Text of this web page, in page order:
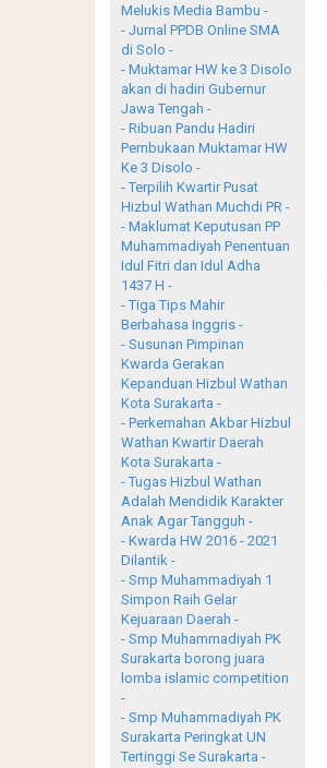
Melukis Media Bambu -
- Jurnal PPDB Online SMA
di Solo -
- Muktamar HW ke 3 Disolo
akan di hadiri Gubernur
Jawa Tengah -
- Ribuan Pandu Hadiri
Pembukaan Muktamar HW
Ke 3 Disolo -
- Terpilih Kwartir Pusat
Hizbul Wathan Muchdi PR -
- Maklumat Keputusan PP
Muhammadiyah Penentuan
Idul Fitri dan Idul Adha
1437 H -
- Tiga Tips Mahir
Berbahasa Inggris -
- Susunan Pimpinan
Kwarda Gerakan
Kepanduan Hizbul Wathan
Kota Surakarta -
- Perkemahan Akbar Hizbul
Wathan Kwartir Daerah
Kota Surakarta -
- Tugas Hizbul Wathan
Adalah Mendidik Karakter
Anak Agar Tangguh -
- Kwarda HW 2016 - 2021
Dilantik -
- Smp Muhammadiyah 1
Simpon Raih Gelar
Kejuaraan Daerah -
- Smp Muhammadiyah PK
Surakarta borong juara
lomba islamic competition
-
- Smp Muhammadiyah PK
Surakarta Peringkat UN
Tertinggi Se Surakarta -